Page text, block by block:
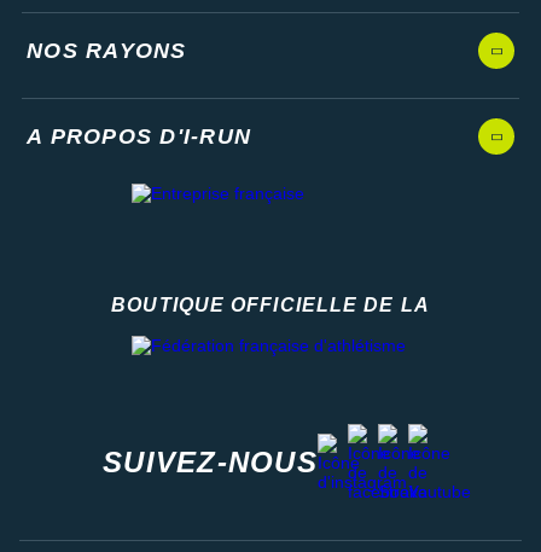
NOS RAYONS
A PROPOS D'I-RUN
BOUTIQUE OFFICIELLE DE LA
SUIVEZ-NOUS
instagram
facebook
stravayoutube